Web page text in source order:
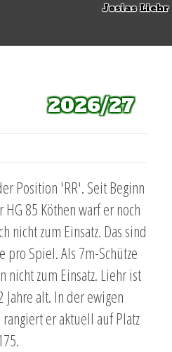
Josias Liehr
2026/27
Position 'RR'. Seit Beginn
85 Köthen warf er noch
nicht zum Einsatz. Das sind
pro Spiel. Als 7m-Schütze
nicht zum Einsatz. Liehr ist
Jahre alt. In der ewigen
er aktuell auf Platz